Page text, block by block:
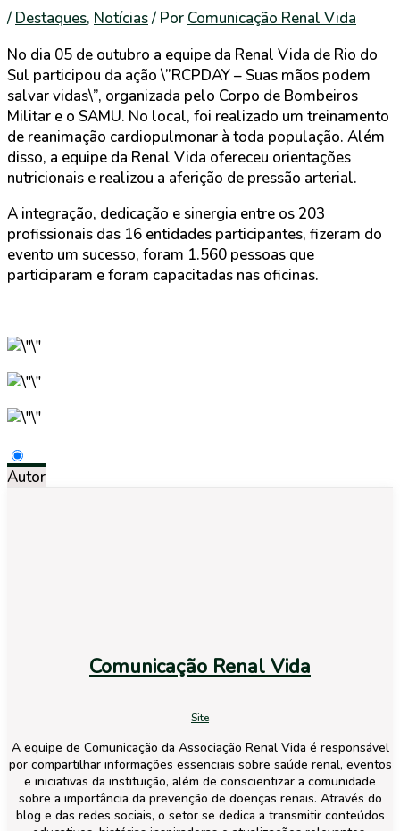
/ Destaques, Notícias/ Por Comunicação Renal Vida
No dia 05 de outubro a equipe da Renal Vida de Rio do
Sul participou da ação \”RCPDAY – Suas mãos podem
salvar vidas\”, organizada pelo Corpo de Bombeiros
Militar e o SAMU. No local, foi realizado um treinamento
de reanimação cardiopulmonar à toda população. Além
disso, a equipe da Renal Vida ofereceu orientações
nutricionais e realizou a aferição de pressão arterial.
A integração, dedicação e sinergia entre os 203
profissionais das 16 entidades participantes, fizeram do
evento um sucesso, foram 1.560 pessoas que
participaram e foram capacitadas nas oficinas.
Autor
Comunicação Renal Vida
Site
A equipe de Comunicação da Associação Renal Vida é responsável
por compartilhar informações essenciais sobre saúde renal, eventos
e iniciativas da instituição, além de conscientizar a comunidade
sobre a importância da prevenção de doenças renais. Através do
blog e das redes sociais, o setor se dedica a transmitir conteúdos